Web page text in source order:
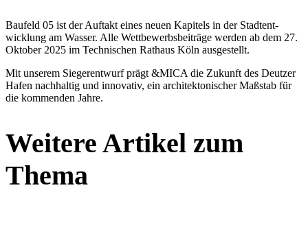
Baufeld 05 ist der Auftakt eines neuen Kapitels in der Stadt­ent­
wicklung am Wasser. Alle Wettbe­werbs­bei­träge werden ab dem 27.
Oktober 2025 im Techni­schen Rathaus Köln ausge­stellt.
Mit unserem Sieger­entwurf prägt &MICA die Zukunft des Deutzer
Hafen nachhaltig und innovativ, ein archi­tek­to­ni­scher Maßstab für
die kommenden Jahre.
Weitere Artikel zum
Thema